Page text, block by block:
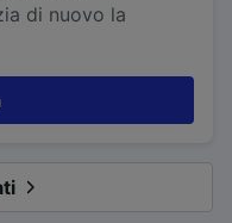
di nuovo la